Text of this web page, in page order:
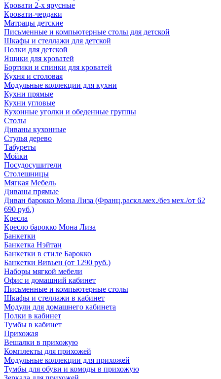
Кровати 2-х ярусные
Кровати-чердаки
Матрацы детские
Письменные и компьютерные столы для детской
Шкафы и стеллажи для детской
Полки для детской
Ящики для кроватей
Бортики и спинки для кроватей
Кухня и столовая
Модульные коллекции для кухни
Кухни прямые
Кухни угловые
Кухонные уголки и обеденные группы
Столы
Диваны кухонные
Стулья дерево
Табуреты
Мойки
Посудосушители
Столешницы
Мягкая Мебель
Диваны прямые
Диван барокко Мона Лиза (Франц.раскл.мех./без мех./от 62
690 руб.)
Кресла
Кресло барокко Мона Лиза
Банкетки
Банкетка Нэйтан
Банкетки в стиле Барокко
Банкетки Вивьен (от 1290 руб.)
Наборы мягкой мебели
Офис и домашний кабинет
Письменные и компьютерные столы
Шкафы и стеллажи в кабинет
Модули для домашнего кабинета
Полки в кабинет
Тумбы в кабинет
Прихожая
Вешалки в прихожую
Комплекты для прихожей
Модульные коллекции для прихожей
Тумбы для обуви и комоды в прихожую